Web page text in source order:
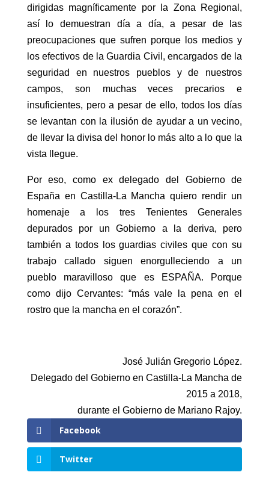
dirigidas magníficamente por la Zona Regional,
así lo demuestran día a día, a pesar de las
preocupaciones que sufren porque los medios y
los efectivos de la Guardia Civil, encargados de la
seguridad en nuestros pueblos y de nuestros
campos, son muchas veces precarios e
insuficientes, pero a pesar de ello, todos los días
se levantan con la ilusión de ayudar a un vecino,
de llevar la divisa del honor lo más alto a lo que la
vista llegue.
Por eso, como ex delegado del Gobierno de
España en Castilla-La Mancha quiero rendir un
homenaje a los tres Tenientes Generales
depurados por un Gobierno a la deriva, pero
también a todos los guardias civiles que con su
trabajo callado siguen enorgulleciendo a un
pueblo maravilloso que es ESPAÑA. Porque
como dijo Cervantes: “más vale la pena en el
rostro que la mancha en el corazón”.
José Julián Gregorio López.
Delegado del Gobierno en Castilla-La Mancha de
2015 a 2018,
durante el Gobierno de Mariano Rajoy.
Facebook
Twitter